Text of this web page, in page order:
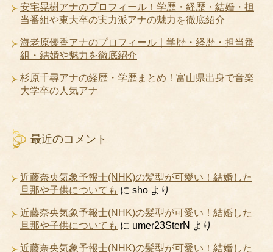
安宅晃樹アナのプロフィール！学歴・経歴・結婚・担
当番組や東大卒の実力派アナの魅力を徹底紹介
海老原優香アナのプロフィール｜学歴・経歴・担当番
組・結婚や魅力を徹底紹介
杉原千尋アナの経歴・学歴まとめ！富山県出身で音楽
大学卒の人気アナ
最近のコメント
近藤奈央気象予報士(NHK)の髪型が可愛い！結婚した
旦那や子供についても に sho より
近藤奈央気象予報士(NHK)の髪型が可愛い！結婚した
旦那や子供についても に umer23SterN より
近藤奈央気象予報士(NHK)の髪型が可愛い！結婚した